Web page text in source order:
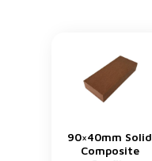
90×40mm Solid
Composite